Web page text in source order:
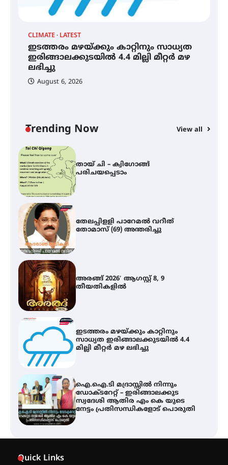
CLIMATE LATEST
ഇടത്തരം മഴയ്ക്കും കാറ്റിനും സാധ്യത
ഇരിങ്ങാലക്കുടയിൽ 4.4 മില്ലി മീറ്റർ മഴ
ലഭിച്ചു
August 6, 2026
Trending Now View all
ഡോക്ടറേറ്റ് – ഇരിങ്ങാലക്കുട
സ്വദേശി ആതിര എം കെ യുടെ
നേട്ടം പ്രതിസന്ധികളോട് പൊരുതി
പരിചയപ്പെടാം
തീയതികളിൽ
മില്ലി മീറ്റർ മഴ ലഭിച്ചു
സ്വദേശി ആതിര എം കെ യുടെ
നേട്ടം പ്രതിസന്ധികളോട് പൊരുതി
മെഡിക്കൽ ക്യാമ്പ്
Quick Links